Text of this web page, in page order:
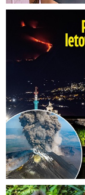
Erupce sicilské